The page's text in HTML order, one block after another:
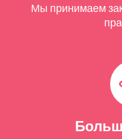
Мы принимаем